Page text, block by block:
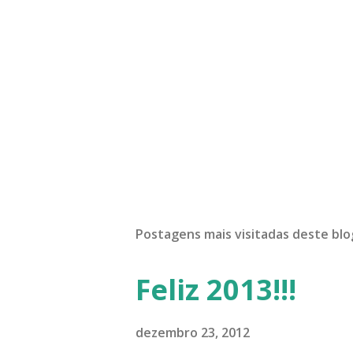
Postagens mais visitadas deste
Feliz 2013!!!
dezembro 23, 2012